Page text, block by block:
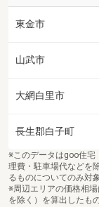
東金市
山武市
大網白里市
長生郡白子町
※このデータはgoo住宅
理費・駐車場代などを
るものについてのみ対
※周辺エリアの価格相
を除く）を算出したも